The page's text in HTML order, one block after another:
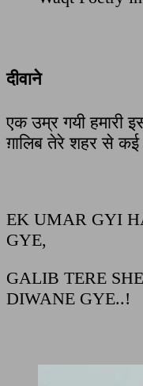
दीवाने
एक उम्र गयी हमारी
ग़ालिब तेरे शहर से
EK UMAR GYI
GYE,
GALIB TERE
DIWANE GYE..!